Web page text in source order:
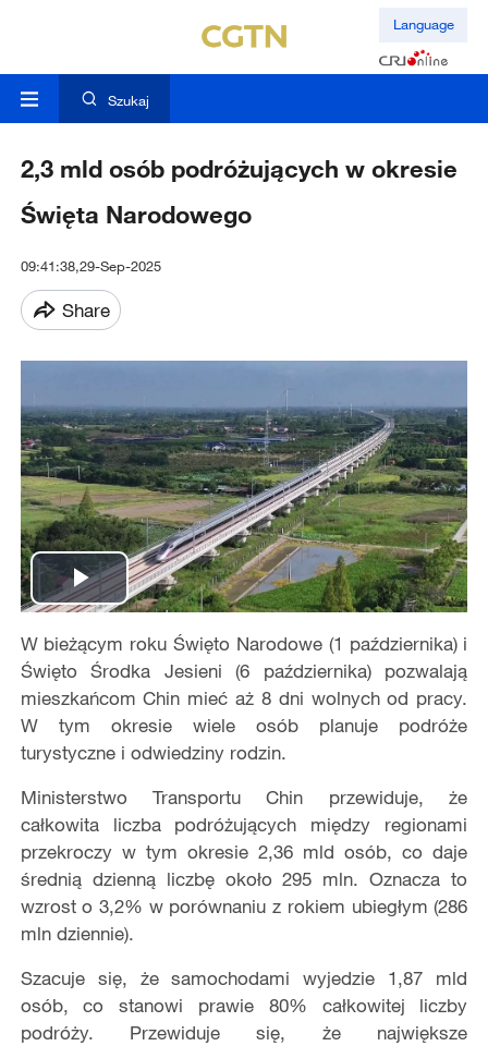
Language
Szukaj
2,3 mld osób podróżujących w okresie
Święta Narodowego
09:41:38,29-Sep-2025
Share
Play
Video
W bieżącym roku Święto Narodowe (1 października) i
Święto Środka Jesieni (6 października) pozwalają
mieszkańcom Chin mieć aż 8 dni wolnych od pracy.
W tym okresie wiele osób planuje podróże
turystyczne i odwiedziny rodzin.
Ministerstwo Transportu Chin przewiduje, że
całkowita liczba podróżujących między regionami
przekroczy w tym okresie 2,36 mld osób, co daje
średnią dzienną liczbę około 295 mln. Oznacza to
wzrost o 3,2% w porównaniu z rokiem ubiegłym (286
mln dziennie).
Szacuje się, że samochodami wyjedzie 1,87 mld
osób, co stanowi prawie 80% całkowitej liczby
podróży. Przewiduje się, że największe